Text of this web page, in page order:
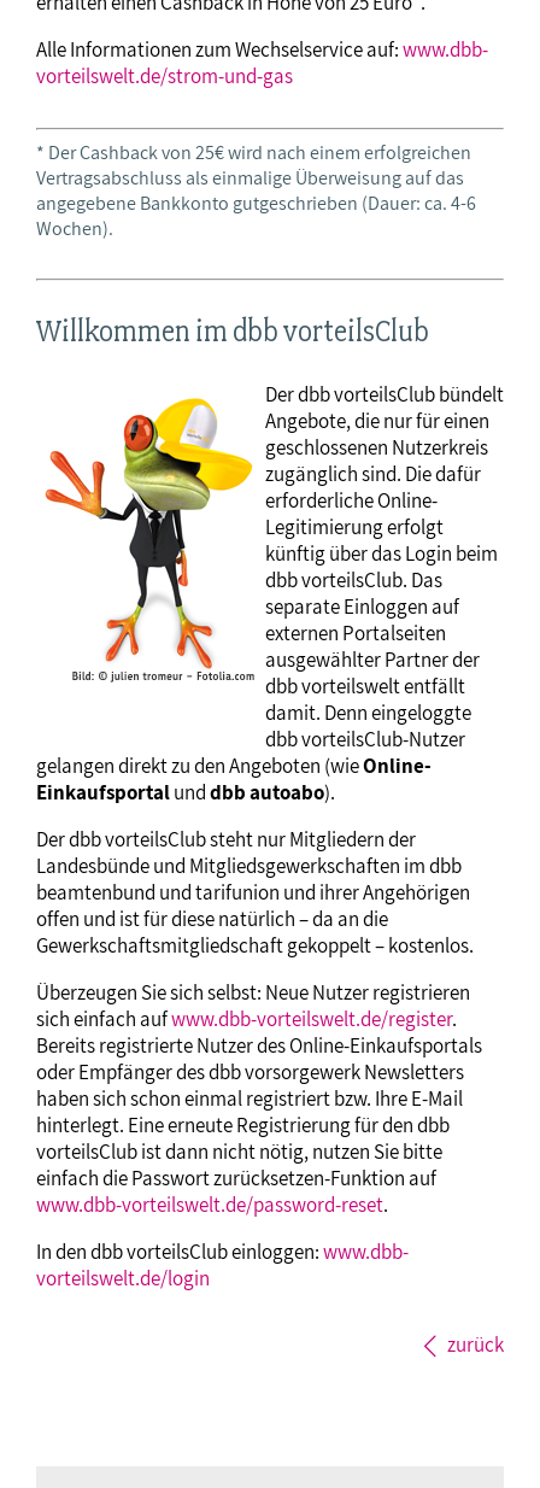
Alle Informationen zum Wechselservice auf:www.dbb-
vorteilswelt.de/strom-und-gas
* Der Cashback von 25€ wird nach einem erfolgreichen
Vertragsabschluss als einmalige Überweisung auf das
angegebene Bankkonto gutgeschrieben (Dauer: ca. 4-6
Wochen).
Willkommen im dbb vorteilsClub
Der dbb vorteilsClub bündelt
Angebote, die nur für einen
geschlossenen Nutzerkreis
zugänglich sind. Die dafür
erforderliche Online-
Legitimierung erfolgt
künftig über das Login beim
dbb vorteilsClub. Das
separate Einloggen auf
externen Portalseiten
ausgewählter Partner der
dbb vorteilswelt entfällt
damit. Denn eingeloggte
dbb vorteilsClub-Nutzer
gelangen direkt zu den Angeboten (wieOnline-
Einkaufsportalunddbb autoabo).
Der dbb vorteilsClub steht nur Mitgliedern der
Landesbünde und Mitgliedsgewerkschaften im dbb
beamtenbund und tarifunion und ihrer Angehörigen
offen und ist für diese natürlich – da an die
Gewerkschaftsmitgliedschaft gekoppelt – kostenlos.
Überzeugen Sie sich selbst: Neue Nutzer registrieren
sich einfach aufwww.dbb-vorteilswelt.de/register.
Bereits registrierte Nutzer des Online-Einkaufsportals
oder Empfänger des dbb vorsorgewerk Newsletters
haben sich schon einmal registriert bzw. Ihre E-Mail
hinterlegt. Eine erneute Registrierung für den dbb
vorteilsClub ist dann nicht nötig, nutzen Sie bitte
einfach die Passwort zurücksetzen-Funktion auf
www.dbb-vorteilswelt.de/password-reset.
In den dbb vorteilsClub einloggen:www.dbb-
vorteilswelt.de/login
zurück